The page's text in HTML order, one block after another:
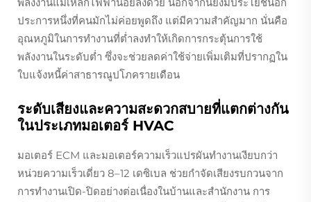
พลังงานแม่เหล็กไฟฟ้าน้อยลงด้วย นอกจากนี้ยังมีประโยชน์อีก
ประการหนึ่งที่คนมักไม่ค่อยพูดถึง แต่มีความสำคัญมาก นั่นคือ
อุณหภูมิในการทำงานที่ต่ำลงทำให้เกิดการกระตุ้นการใช้
พลังงานในระดับต่ำ ซึ่งจะช่วยลดค่าใช้จ่ายเพิ่มเติมที่ปรากฏใน
ใบแจ้งหนี้ค่าสาธารณูปโภครายเดือน
ระดับเสียงและความสะดวกสบายที่แตกต่างกัน
ในประเภทมอเตอร์ HVAC
มอเตอร์ ECM และมอเตอร์ความเร็วแปรผันทำงานเงียบกว่า
หน่วยความเร็วเดี่ยว 8–12 เดซิเบล ช่วยกำจัดเสียงรบกวนจาก
การทำงานเปิด-ปิดอย่างต่อเนื่องในบ้านและสำนักงาน การ